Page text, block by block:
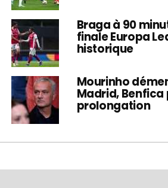
Braga à 90
finale Europa
historique
Mourinho
Madrid,
prolongation